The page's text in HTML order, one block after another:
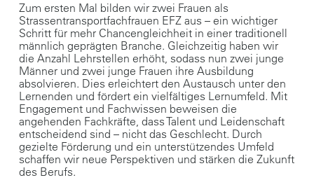
Zum ersten Mal bilden wir zwei Frauen als
Strassentransportfachfrauen EFZ aus – ein wichtiger
Schritt für mehr Chancengleichheit in einer traditionell
männlich geprägten Branche. Gleichzeitig haben wir
die Anzahl Lehrstellen erhöht, sodass nun zwei junge
Männer und zwei junge Frauen ihre Ausbildung
absolvieren. Dies erleichtert den Austausch unter den
Lernenden und fördert ein vielfältiges Lernumfeld. Mit
Engagement und Fachwissen beweisen die
angehenden Fachkräfte, dass Talent und Leidenschaft
entscheidend sind – nicht das Geschlecht. Durch
gezielte Förderung und ein unterstützendes Umfeld
schaffen wir neue Perspektiven und stärken die Zukunft
des Berufs.